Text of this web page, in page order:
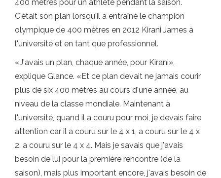
400 mètres pour un athlète pendant la saison.
C'était son plan lorsqu'il a entraîné le champion
olympique de 400 mètres en 2012 Kirani James à
l'université et en tant que professionnel.
«J'avais un plan, chaque année, pour Kirani»,
explique Glance. «Et ce plan devait ne jamais courir
plus de six 400 mètres au cours d'une année, au
niveau de la classe mondiale. Maintenant à
l'université, quand il a couru pour moi, je devais faire
attention car il a couru sur le 4 x 1, a couru sur le 4 x
2, a couru sur le 4 x 4. Mais je savais que j'avais
besoin de lui pour la première rencontre (de la
saison), mais plus important encore, j'avais besoin de